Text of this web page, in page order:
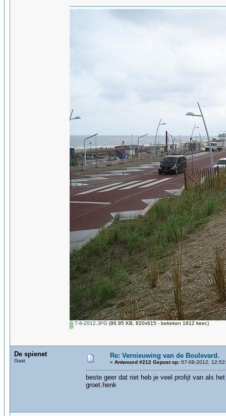
7-8-2012.JPG (96.95 KB, 820x615 - bekeken 1812 keer.)
De spienet
Gast
Re: Vernieuwing van de Boulevard.
« Antwoord #212 Gepost op: 07-08-2012,
beste geer dat riet heb je veel profijt van als
groet.henk